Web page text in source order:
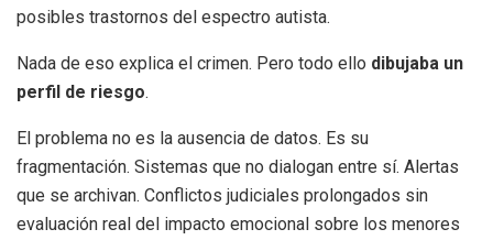
posibles trastornos del espectro autista.
Nada de eso explica el crimen. Pero todo ello dibujaba un
perfil de riesgo.
El problema no es la ausencia de datos. Es su
fragmentación. Sistemas que no dialogan entre sí. Alertas
que se archivan. Conflictos judiciales prolongados sin
evaluación real del impacto emocional sobre los menores